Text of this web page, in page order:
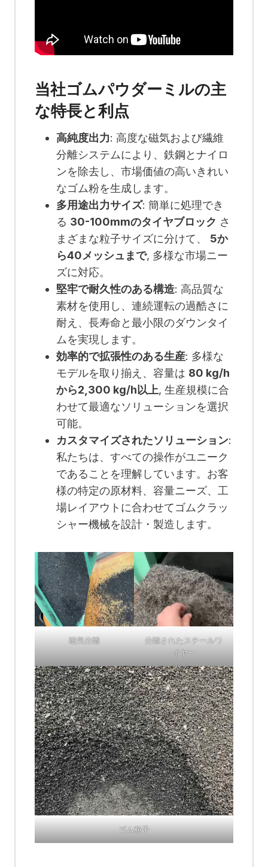
当社ゴムパウダーミルの主
な特長と利点
高純度出力: 高度な磁気および繊維
分離システムにより、鉄鋼とナイロ
ンを除去し、市場価値の高いきれい
なゴム粉を生成します。
多用途出力サイズ: 簡単に処理でき
る 30-100mmのタイヤブロック さ
まざまな粒子サイズに分けて、 5か
ら40メッシュまで, 多様な市場ニー
ズに対応。
堅牢で耐久性のある構造: 高品質な
素材を使用し、連続運転の過酷さに
耐え、長寿命と最小限のダウンタイ
ムを実現します。
効率的で拡張性のある生産: 多様な
モデルを取り揃え、容量は 80 kg/h
から2,300 kg/h以上, 生産規模に合
わせて最適なソリューションを選択
可能。
カスタマイズされたソリューション:
私たちは、すべての操作がユニーク
であることを理解しています。お客
様の特定の原材料、容量ニーズ、工
場レイアウトに合わせてゴムクラッ
シャー機械を設計・製造します。
磁気分離
分離されたスチールワ
イヤー
ゴム粒子